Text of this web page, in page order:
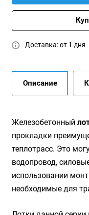
Доставка: от 1 дня
Описание
Железобетонный
прокладки
теплотрасс. Это
водопровод,
использовании
необходимые для